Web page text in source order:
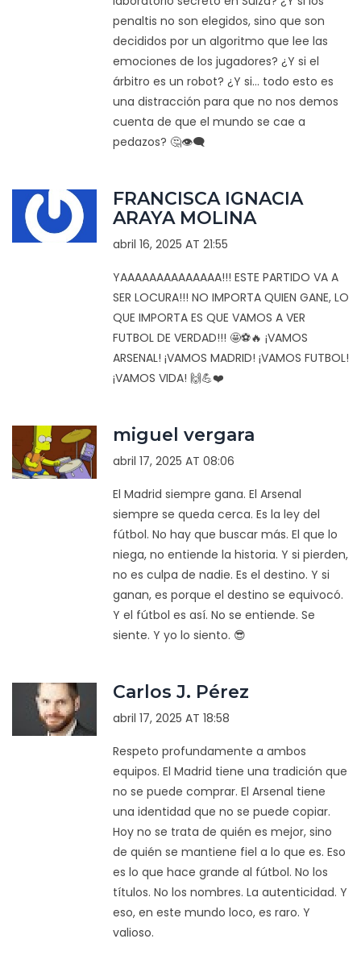
penaltis no son elegidos, sino que son
decididos por un algoritmo que lee las
emociones de los jugadores? ¿Y si el
árbitro es un robot? ¿Y si... todo esto es
una distracción para que no nos demos
cuenta de que el mundo se cae a
pedazos? 🤔👁️‍🗨️
FRANCISCA IGNACIA
ARAYA MOLINA
abril 16, 2025 AT 21:55
YAAAAAAAAAAAAAA!!! ESTE PARTIDO VA A
SER LOCURA!!! NO IMPORTA QUIEN GANE, LO
QUE IMPORTA ES QUE VAMOS A VER
FUTBOL DE VERDAD!!! 🤩⚽🔥 ¡VAMOS
ARSENAL! ¡VAMOS MADRID! ¡VAMOS FUTBOL!
¡VAMOS VIDA! 🙌💪❤️
miguel vergara
abril 17, 2025 AT 08:06
El Madrid siempre gana. El Arsenal
siempre se queda cerca. Es la ley del
fútbol. No hay que buscar más. El que lo
niega, no entiende la historia. Y si pierden,
no es culpa de nadie. Es el destino. Y si
ganan, es porque el destino se equivocó.
Y el fútbol es así. No se entiende. Se
siente. Y yo lo siento. 😎
Carlos J. Pérez
abril 17, 2025 AT 18:58
Respeto profundamente a ambos
equipos. El Madrid tiene una tradición que
no se puede comprar. El Arsenal tiene
una identidad que no se puede copiar.
Hoy no se trata de quién es mejor, sino
de quién se mantiene fiel a lo que es. Eso
es lo que hace grande al fútbol. No los
títulos. No los nombres. La autenticidad. Y
eso, en este mundo loco, es raro. Y
valioso.